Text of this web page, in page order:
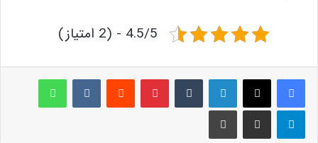
4.5/5 - (2 امتیاز)
لینکدین ‫تامبلر پینترست‫رددیت ‫VKontakteواتس آپ
تلگرام اشتراک گذاری از طریق ایمیل چاپ